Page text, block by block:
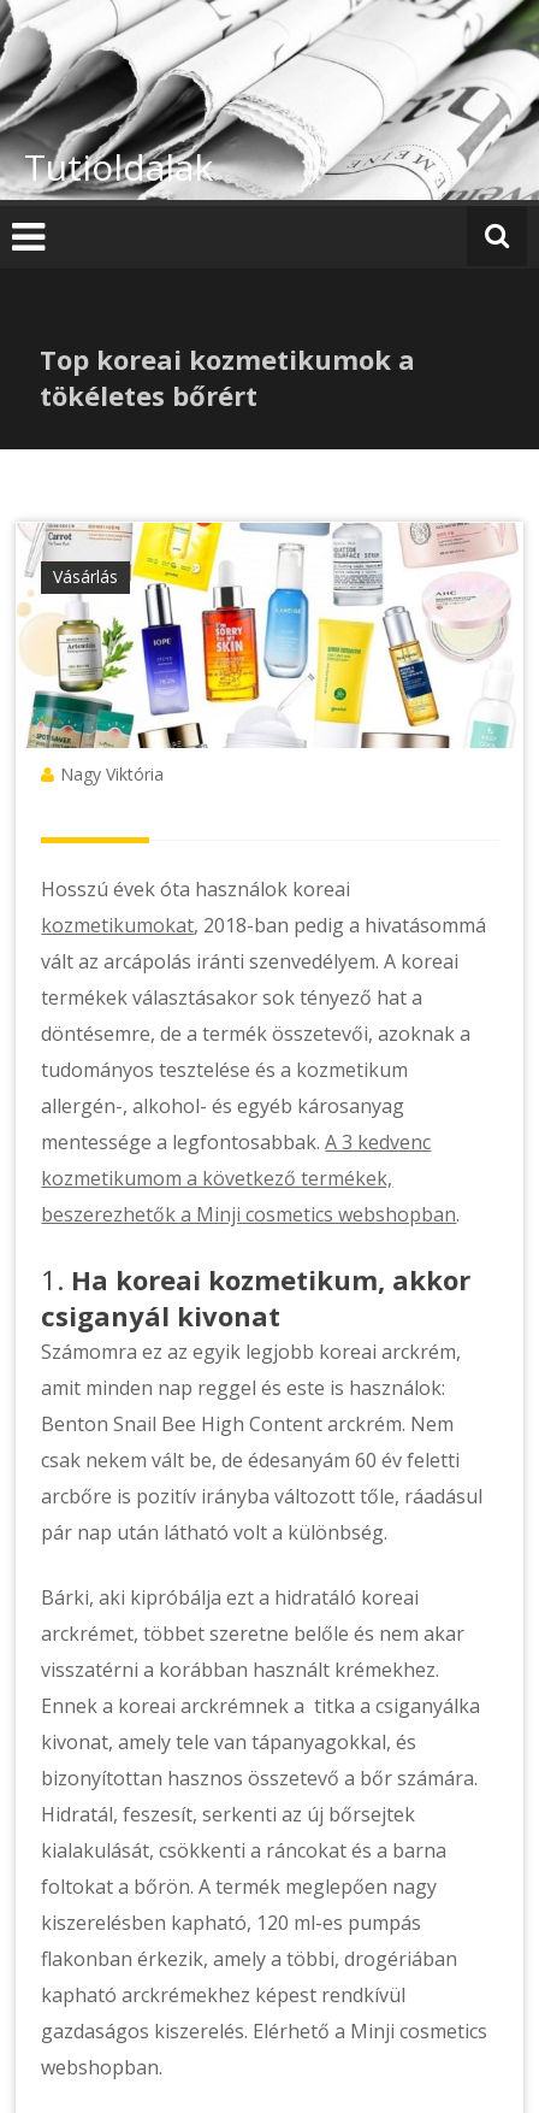
Skip
to
content
Tutioldalak
Top koreai kozmetikumok a
tökéletes bőrért
Vásárlás
Nagy Viktória
Hosszú évek óta használok koreai
kozmetikumokat, 2018-ban pedig a hivatásommá
vált az arcápolás iránti szenvedélyem. A koreai
termékek választásakor sok tényező hat a
döntésemre, de a termék összetevői, azoknak a
tudományos tesztelése és a kozmetikum
allergén-, alkohol- és egyéb károsanyag
mentessége a legfontosabbak.A 3 kedvenc
kozmetikumom a következő termékek,
beszerezhetők a Minji cosmetics webshopban.
1. Ha koreai kozmetikum, akkor
csiganyál kivonat
Számomra ez az egyik legjobb koreai arckrém,
amit minden nap reggel és este is használok:
Benton Snail Bee High Content arckrém. Nem
csak nekem vált be, de édesanyám 60 év feletti
arcbőre is pozitív irányba változott tőle, ráadásul
pár nap után látható volt a különbség.
Bárki, aki kipróbálja ezt a hidratáló koreai
arckrémet, többet szeretne belőle és nem akar
visszatérni a korábban használt krémekhez.
Ennek a koreai arckrémnek a titka a csiganyálka
kivonat, amely tele van tápanyagokkal, és
bizonyítottan hasznos összetevő a bőr számára.
Hidratál, feszesít, serkenti az új bőrsejtek
kialakulását, csökkenti a ráncokat és a barna
foltokat a bőrön. A termék meglepően nagy
kiszerelésben kapható, 120 ml-es pumpás
flakonban érkezik, amely a többi, drogériában
kapható arckrémekhez képest rendkívül
gazdaságos kiszerelés. Elérhető a Minji cosmetics
webshopban.